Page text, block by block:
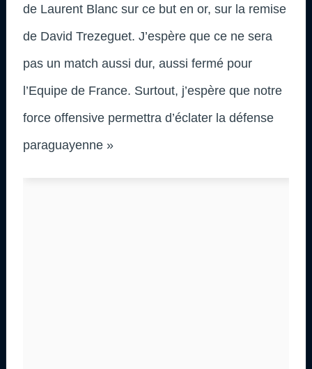
de Laurent Blanc sur ce but en or, sur la remise
de David Trezeguet. J’espère que ce ne sera
pas un match aussi dur, aussi fermé pour
l’Equipe de France. Surtout, j’espère que notre
force offensive permettra d’éclater la défense
paraguayenne »